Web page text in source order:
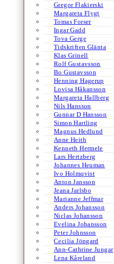
Gregor Flakierski
Margareta Flygt
Tomas Forser
Ingar Gadd
Tova Gerge
Tidskriften Glänta
Klas Grinell
Rolf Gustavsson
Bo Gustavsson
Henning Hagerup
Lovisa Håkansson
Margareta Hallberg
Nils Hansson
Gunnar D Hansson
Simon Hartling
Magnus Hedlund
Anne Heith
Kenneth Hermele
Lars Hertzberg
Johannes Heuman
Ivo Holmqvist
Anton Jansson
Jeana Jarlsbo
Marianne Jeffmar
Anders Johansson
Niclas Johansson
Evelina Johansson
Peter Johnsson
Cecilia Jöngard
Ann-Cathrine Jungar
Lena Kåreland